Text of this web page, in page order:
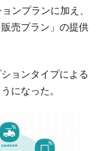
ンプランに加え、
売プラン」の提供
ョンタイプによる
になった。